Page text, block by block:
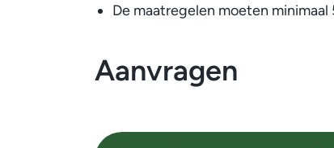
De maatregelen moeten
Aanvragen